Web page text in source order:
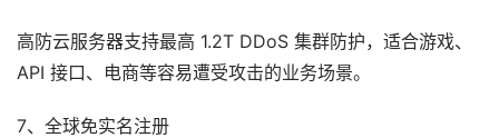
高防云服务器支持最高 1.2T DDoS 集群防护，适合游戏、
API 接口、电商等容易遭受攻击的业务场景。
7、全球免实名注册